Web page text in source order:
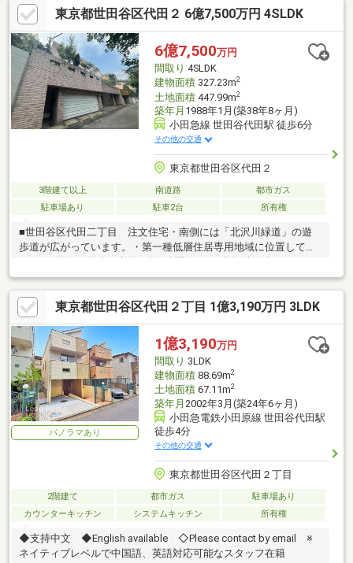
東京都世田谷区代田２ 6億7,500万円 4SLDK
6億7,500万円
間取り 4SLDK
建物面積327.23m2
土地面積447.99m2
築年月 1988年1月(築38年8ヶ月)
小田急線 世田谷代田駅 徒歩6分
その他の交通
東京都世田谷区代田２
3階建て以上 南道路
都市ガス
駐車場あり
駐車2台 所有権
■世田谷区代田二丁目 注文住宅・南側には「北沢川緑道」の遊
歩道が広がっています。・第一種低層住居専用地域に位置してい
／（間取）4LDK＋4S ■２路線２駅ご利用可能・小田急小田原
線、京王井の頭線「下北沢」駅 徒歩12分・小田急小田原線「世
田谷区代田」駅 徒歩6分■２台駐車可能な電動シャッター付「車
庫」有・様々な用途ご利用いただける「ピロティ」に、追加で自
動車２台を駐車することも可能です！※敷地内北側にアパート
有。（全空室）築年月：1968年4月／建物延面積：153.98㎡／構
造：RC造2階建
東京都世田谷区代田２丁目 1億3,190万円 3LDK
パノラマあり
1億3,190万円
間取り 3LDK
建物面積88.69m2
土地面積67.11m2
築年月 2002年3月(築24年6ヶ月)
小田急電鉄小田原線 世田谷代田駅
徒歩4分
その他の交通
東京都世田谷区代田２丁目
2階建て 都市ガス
駐車場あり
カウンターキッチン
システムキッチン 所有権
◆支持中文 ◆English available ◇Please contact by email ※
ネイティブレベルで中国語、英語対応可能なスタッフ在籍